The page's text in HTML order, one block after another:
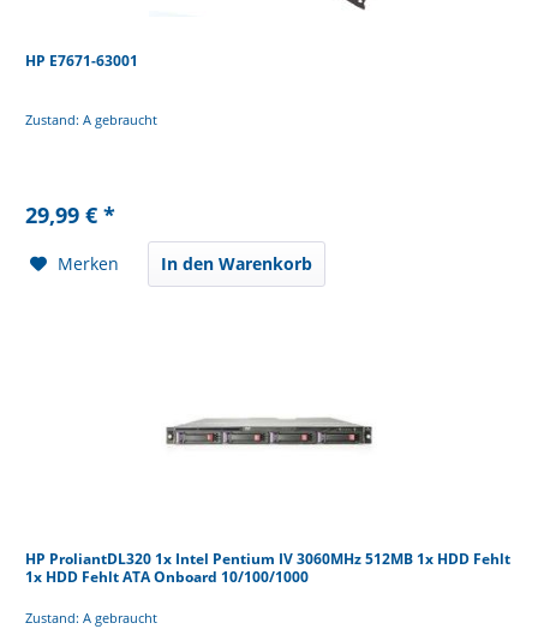
HP E7671-63001
Zustand: A gebraucht
29,99 € *
Merken In den Warenkorb
HP ProliantDL320 1x Intel Pentium IV 3060MHz 512MB 1x HDD Fehlt
1x HDD Fehlt ATA Onboard 10/100/1000
Zustand: A gebraucht